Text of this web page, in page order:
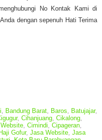
No Kontak Kami di
dengan sepenuh Hati Terima
, Bandung Barat, Baros, Batujajar,
, Cihanjuang, Cikalong,
, Cimindi, Cipageran,
Haji Gofur, Jasa Website, Jasa